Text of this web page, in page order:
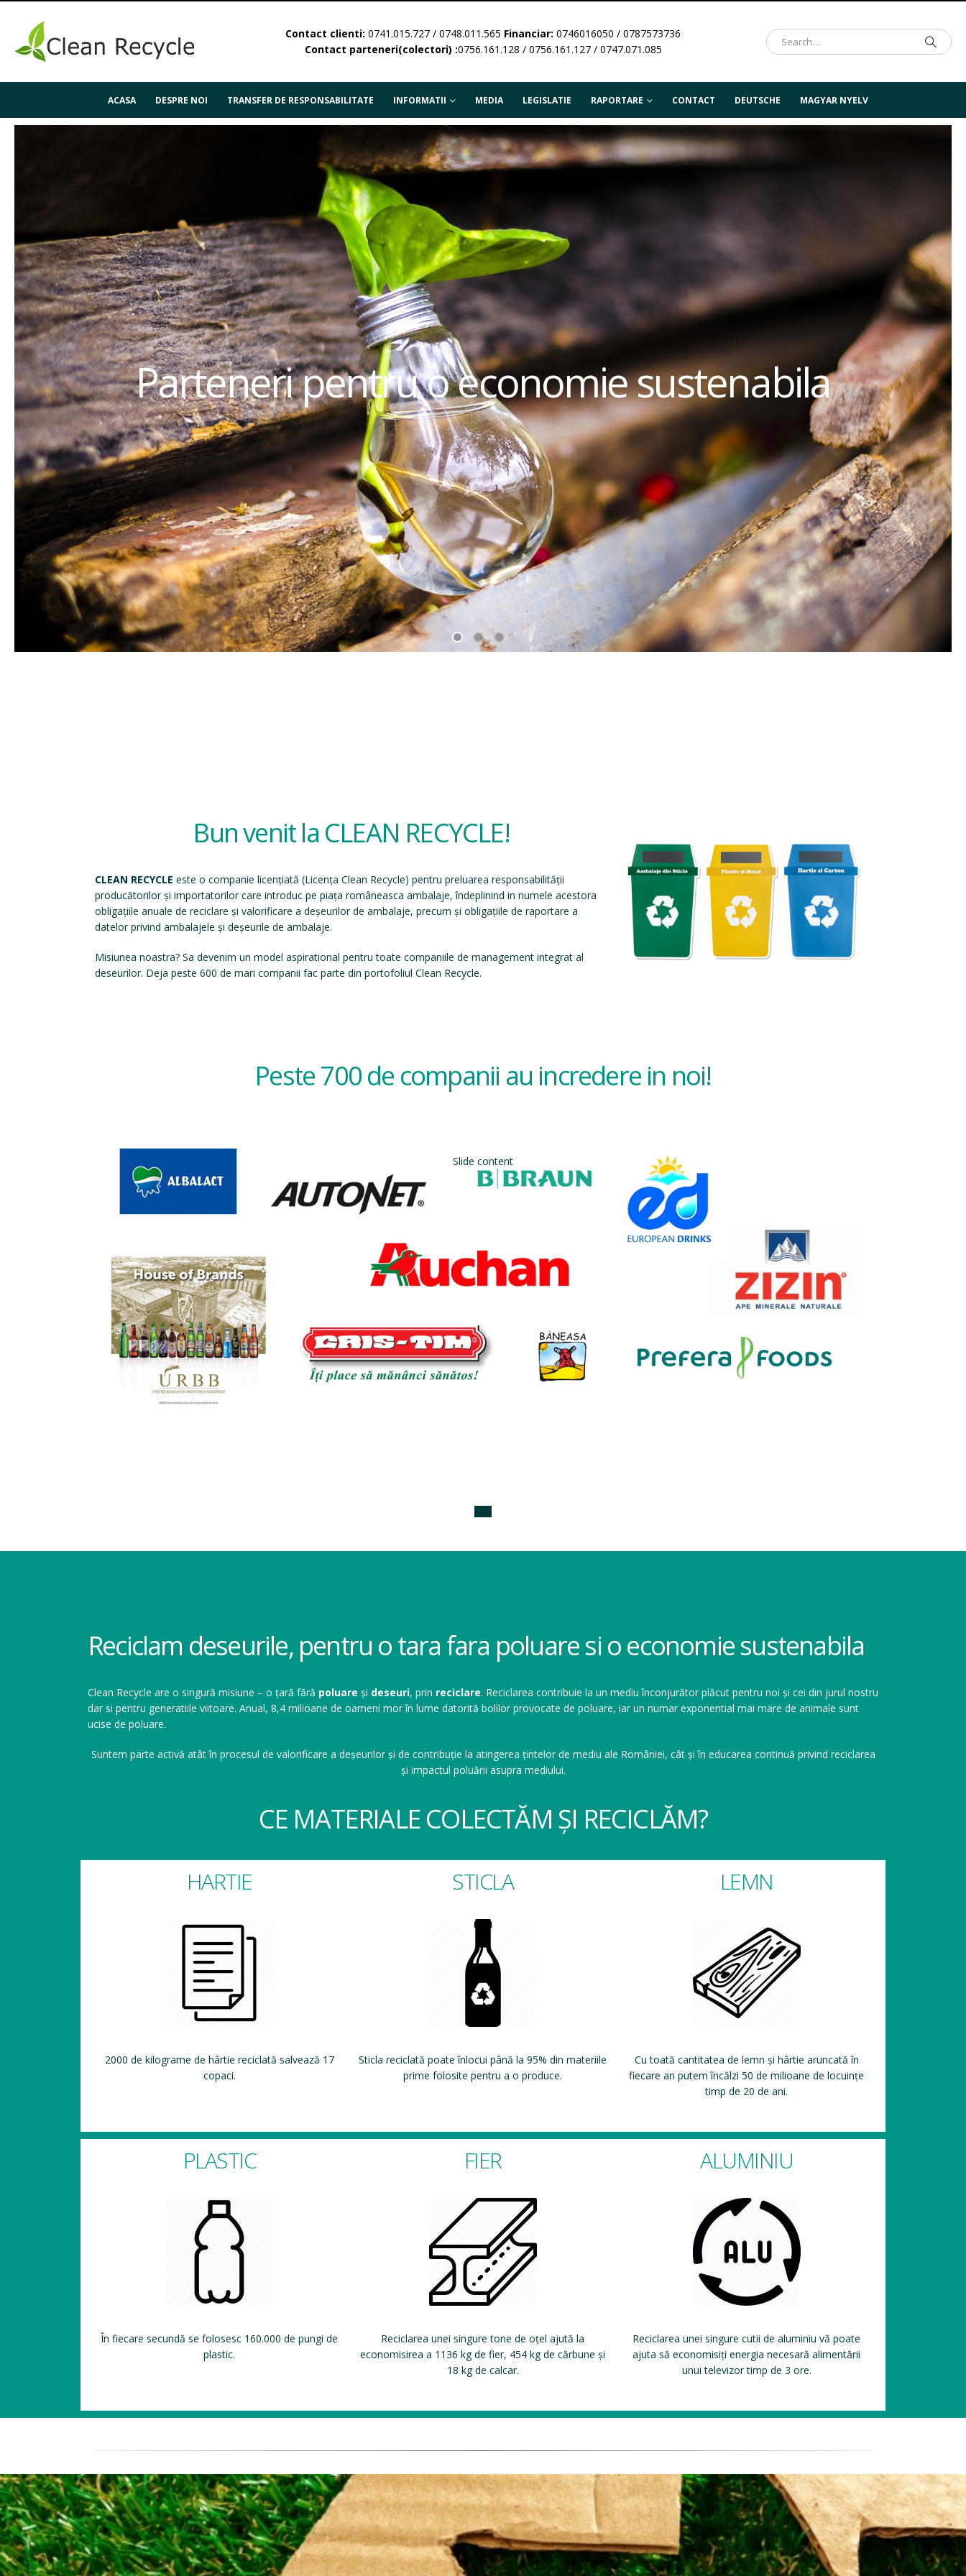
Contact clienti: 0741.015.727 / 0748.011.565 Financiar: 0746016050 / 0787573736
Contact parteneri(colectori) :0756.161.128 / 0756.161.127 / 0747.071.085
ACASA DESPRE NOI TRANSFER DE RESPONSABILITATE INFORMATII MEDIA LEGISLATIE RAPORTARE CONTACT DEUTSCHE MAGYAR NYELV
Parteneri pentru o economie sustenabila
Bun venit la CLEAN RECYCLE!
CLEAN RECYCLE este o companie licențiată (Licența Clean Recycle) pentru preluarea responsabilității
producătorilor și importatorilor care introduc pe piața româneasca ambalaje, îndeplinind in numele acestora
obligațiile anuale de reciclare și valorificare a deșeurilor de ambalaje, precum și obligațiile de raportare a
datelor privind ambalajele și deșeurile de ambalaje.
Misiunea noastra? Sa devenim un model aspirational pentru toate companiile de management integrat al
deseurilor. Deja peste 600 de mari companii fac parte din portofoliul Clean Recycle.
Peste 700 de companii au incredere in noi!
Slide content
Reciclam deseurile, pentru o tara fara poluare si o economie sustenabila
Clean Recycle are o singură misiune – o țară fără poluare și deseuri, prin reciclare. Reciclarea contribuie la un mediu înconjurător plăcut pentru noi și cei din jurul nostru
dar si pentru generatiile viitoare. Anual, 8,4 milioane de oameni mor în lume datorită bolilor provocate de poluare, iar un numar exponential mai mare de animale sunt
ucise de poluare.
Suntem parte activă atât în procesul de valorificare a deșeurilor și de contribuție la atingerea țintelor de mediu ale României, cât și în educarea continuă privind reciclarea
și impactul poluării asupra mediului.
CE MATERIALE COLECTĂM ȘI RECICLĂM?
HARTIE
2000 de kilograme de hârtie reciclată salvează 17
copaci.
STICLA
Sticla reciclată poate înlocui până la 95% din materiile
prime folosite pentru a o produce.
LEMN
Cu toată cantitatea de lemn și hârtie aruncată în
fiecare an putem încălzi 50 de milioane de locuințe
timp de 20 de ani.
PLASTIC
În fiecare secundă se folosesc 160.000 de pungi de
plastic.
FIER
Reciclarea unei singure tone de oțel ajută la
economisirea a 1136 kg de fier, 454 kg de cărbune și
18 kg de calcar.
ALUMINIU
Reciclarea unei singure cutii de aluminiu vă poate
ajuta să economisiți energia necesară alimentării
unui televizor timp de 3 ore.